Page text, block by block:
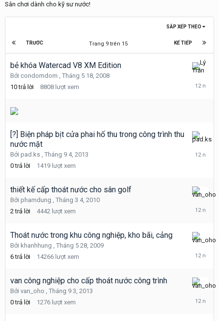
Sân chơi dành cho kỹ sư nước!
SẮP XẾP THEO
TRƯỚC KẾ TIẾP
Trang 9 trên 15
bẻ khóa Watercad V8 XM Edition
Bởi condomdom , Tháng 5 18, 2008
10 trả lời 8808 lượt xem
Tháng
[?] Biện pháp bịt cửa phai hố thu trong công trình thu
nước mặt
Bởi pad.ks , Tháng 9 4, 2013
0 trả lời 1419 lượt xem
Tháng
thiết kế cấp thoát nước cho sân golf
Bởi phamdung , Tháng 3 4, 2010
2 trả lời 4442 lượt xem
Tháng
Thoát nước trong khu công nghiệp, kho bãi, cảng
Bởi khanhhung , Tháng 5 28, 2009
6 trả lời 14266 lượt xem
Tháng
van công nghiệp cho cấp thoát nước công trình
Bởi van_oho , Tháng 9 3, 2013
0 trả lời 1276 lượt xem
Tháng